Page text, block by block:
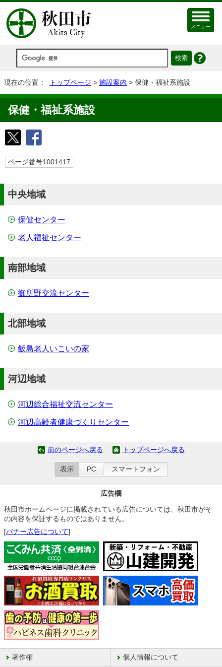
メニュー
現在の位置： トップページ > 施設案内 > 保健・福祉系施設
保健・福祉系施設
ページ番号1001417
中央地域
保健センター
老人福祉センター
南部地域
御所野交流センター
北部地域
飯島老人いこいの家
河辺地域
河辺総合福祉交流センター
河辺高齢者健康づくりセンター
前のページへ戻る トップページへ戻る
表示 PC スマートフォン
広告欄
秋田市ホームページに掲載されている広告については、秋田市がそ
の内容を保証するものではありません。
[バナー広告について]
著作権 個人情報について